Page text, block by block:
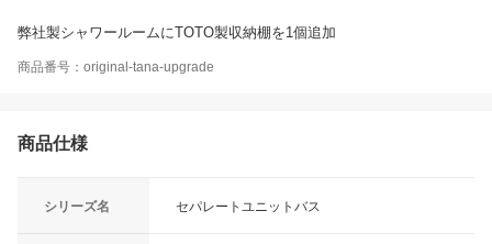
弊社製シャワールームにTOTO製収納棚を1個追加
商品番号：original-tana-upgrade
商品仕様
シリーズ名 セパレートユニットバス